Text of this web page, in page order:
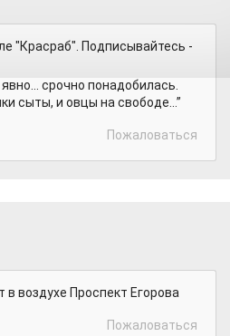
"Красраб". Подписывайтесь -
срочно понадобилась.
сыты, и овцы на свободе...”
Пожаловаться
воздухе Проспект Егорова
Пожаловаться